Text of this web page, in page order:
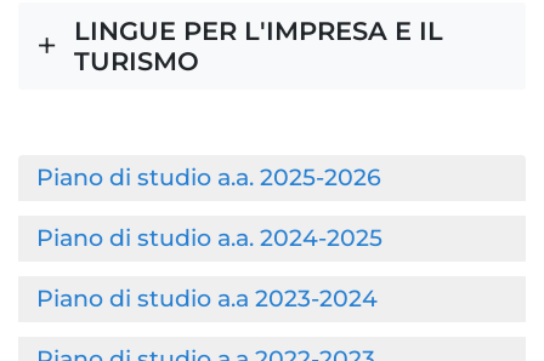
LINGUE PER L'IMPRESA E IL
TURISMO
Piano di studio a.a. 2025-2026
Piano di studio a.a. 2024-2025
Piano di studio a.a 2023-2024